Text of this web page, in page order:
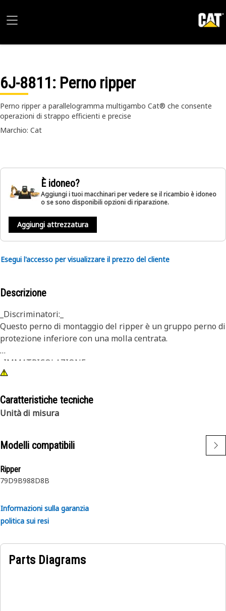
6J-8811: Perno ripper
Perno ripper a parallelogramma multigambo Cat® che consente
operazioni di strappo efficienti e precise
Marchio: Cat
È idoneo?
Aggiungi i tuoi macchinari per vedere se il ricambio è idoneo
o se sono disponibili opzioni di riparazione.
Aggiungi attrezzatura
Esegui l'accesso per visualizzare il prezzo del cliente
Descrizione
_Discriminatori:_
Questo perno di montaggio del ripper è un gruppo perno di
protezione inferiore con una molla centrata.
_IMMATRICOLAZIONE:_
• Perno di ritegno protezione su alcuni gruppi di ripper
Caratteristiche tecniche
Unità di misura
Modelli compatibili
Ripper
79D9B988D8B
Informazioni sulla garanzia
politica sui resi
Parts Diagrams